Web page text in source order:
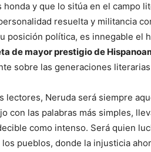
honda y que lo sitúa en el campo
resuelta y militancia
posición política, es innegable el
de mayor prestigio de
sobre las generaciones
lectores, Neruda será siempre
con las palabras más simples,
como intenso. Será quien
pueblos, donde la injusticia